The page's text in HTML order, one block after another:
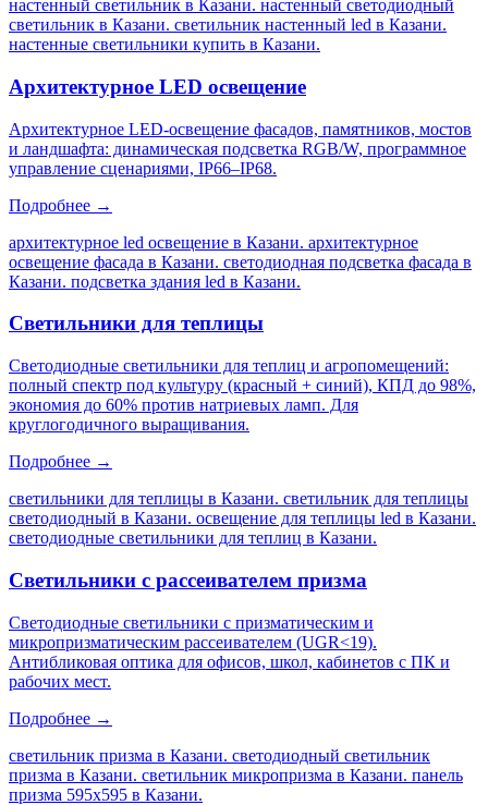
настенный светильник в Казани. настенный светодиодный
светильник в Казани. светильник настенный led в Казани.
настенные светильники купить в Казани.
Архитектурное LED освещение
Архитектурное LED-освещение фасадов, памятников, мостов
и ландшафта: динамическая подсветка RGB/W, программное
управление сценариями, IP66–IP68.
Подробнее →
архитектурное led освещение в Казани. архитектурное
освещение фасада в Казани. светодиодная подсветка фасада в
Казани. подсветка здания led в Казани.
Светильники для теплицы
Светодиодные светильники для теплиц и агропомещений:
полный спектр под культуру (красный + синий), КПД до 98%,
экономия до 60% против натриевых ламп. Для
круглогодичного выращивания.
Подробнее →
светильники для теплицы в Казани. светильник для теплицы
светодиодный в Казани. освещение для теплицы led в Казани.
светодиодные светильники для теплиц в Казани.
Светильники с рассеивателем призма
Светодиодные светильники с призматическим и
микропризматическим рассеивателем (UGR<19).
Антибликовая оптика для офисов, школ, кабинетов с ПК и
рабочих мест.
Подробнее →
светильник призма в Казани. светодиодный светильник
призма в Казани. светильник микропризма в Казани. панель
призма 595х595 в Казани.